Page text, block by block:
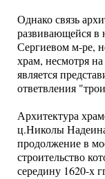
Однако связь
развивающейся в
Сергиевом м-ре,
храм, несмотря
является
ответвления
Архитектура
ц.Николы
продолжение в
строительство
середину 1620-х